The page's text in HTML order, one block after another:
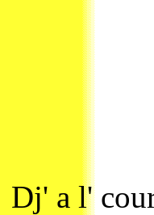
Dj' a l'